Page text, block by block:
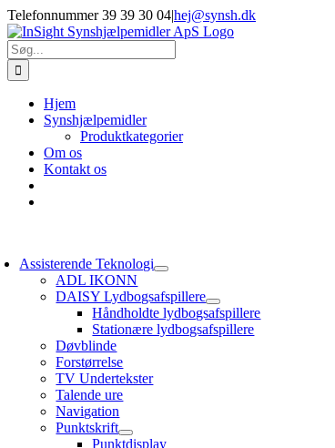
Skip
to
content
Telefonnummer 39 39 30 04|hej@synsh.dk
Søg
efter:
Hjem
Synshjælpemidler
Produktkategorier
Om os
Kontakt os
Assisterende Teknologi
ADL IKONN
DAISY Lydbogsafspillere
Håndholdte lydbogsafspillere
Stationære lydbogsafspillere
Døvblinde
Forstørrelse
TV Undertekster
Talende ure
Navigation
Punktskrift
Punktdisplay